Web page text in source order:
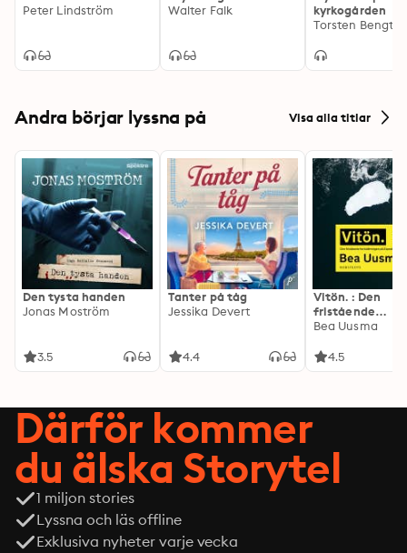
Peter Lindström
Walter Falk
kyrkogården
Torsten
Andra börjar lyssna på Visa alla titlar
Den tysta handen
Jonas Moström
3.5
Tanter på tåg
Jessika Devert
4.4
Vitön. : Den
fristående
fortsättningen
Bea Uusma
4.5
Därför kommer
du älska Storytel
1 miljon stories
Lyssna och läs offline
Exklusiva nyheter varje vecka